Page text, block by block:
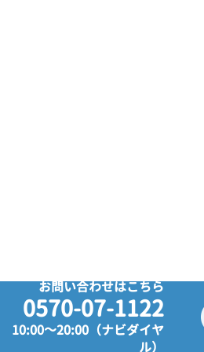
お問い合わせはこちら
0570-07-1122
10:00～20:00（ナビダイヤ
ル）